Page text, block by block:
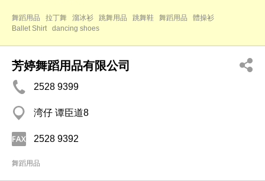
舞蹈用品 拉丁舞 溜冰衫 跳舞用品 跳舞鞋 舞蹈用品
體操衫
Ballet Shirt
dancing shoes
芳婷舞蹈用品有限公司
2528 9399
湾仔 谭臣道8
2528 9392
舞蹈用品